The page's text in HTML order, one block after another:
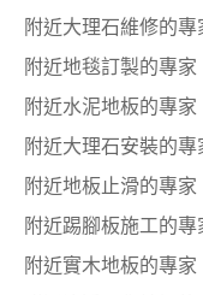
附近大理石維修的專
附近地毯訂製的專家
附近水泥地板的專家
附近大理石安裝的專
附近地板止滑的專家
附近踢腳板施工的專
附近實木地板的專家